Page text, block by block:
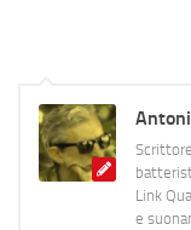
Link
e